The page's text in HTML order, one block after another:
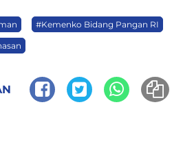
#Kemenko Bidang Pangan RI